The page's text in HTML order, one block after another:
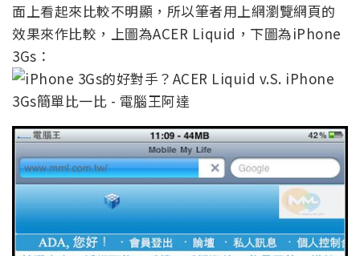
面上看起來比較不明顯，所以筆者用上網瀏覽網頁的
效果來作比較，上圖為ACER Liquid，下圖為iPhone
3Gs：